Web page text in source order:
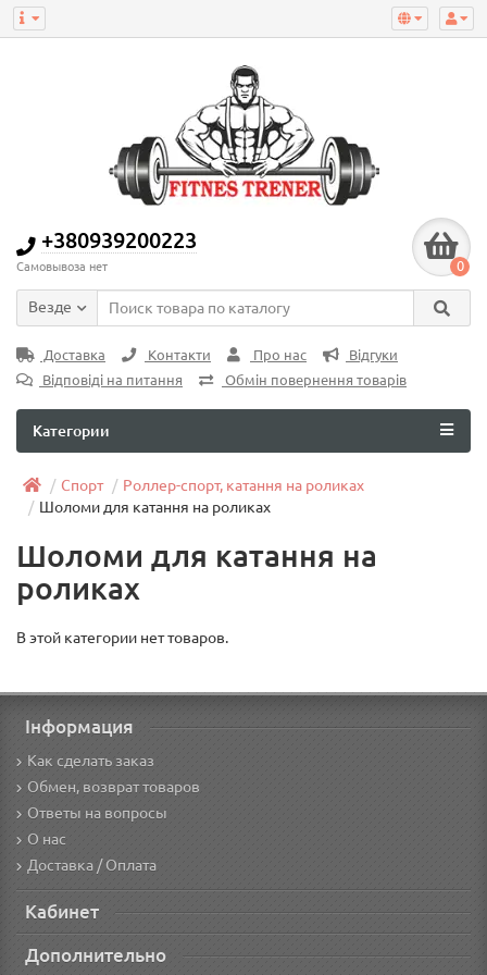
+380939200223
Самовывоза нет 0
Везде
Доставка Контакти Про нас
Відгуки
Відповіді на питання
Обмін повернення товарів
Категории
Спорт
Роллер-спорт, катання на роликах
Шоломи для катання на роликах
Шоломи для катання на
роликах
В этой категории нет товаров.
Інформация
Как сделать заказ
Обмен, возврат товаров
Ответы на вопросы
О нас
Доставка / Оплата
Кабинет
Дополнительно